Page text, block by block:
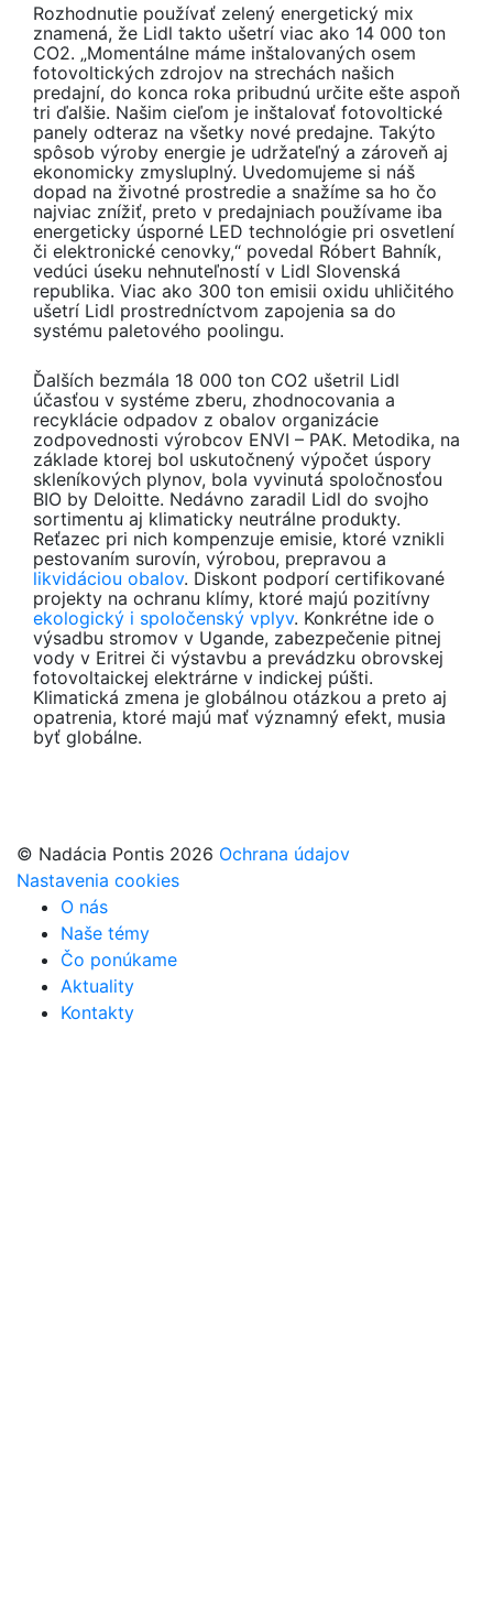
Rozhodnutie používať zelený energetický mix
znamená, že Lidl takto ušetrí viac ako 14 000 ton
CO2. „Momentálne máme inštalovaných osem
fotovoltických zdrojov na strechách našich
predajní, do konca roka pribudnú určite ešte aspoň
tri ďalšie. Našim cieľom je inštalovať fotovoltické
panely odteraz na všetky nové predajne. Takýto
spôsob výroby energie je udržateľný a zároveň aj
ekonomicky zmysluplný. Uvedomujeme si náš
dopad na životné prostredie a snažíme sa ho čo
najviac znížiť, preto v predajniach používame iba
energeticky úsporné LED technológie pri osvetlení
či elektronické cenovky,“ povedal Róbert Bahník,
vedúci úseku nehnuteľností v Lidl Slovenská
republika. Viac ako 300 ton emisii oxidu uhličitého
ušetrí Lidl prostredníctvom zapojenia sa do
systému paletového poolingu.
Ďalších bezmála 18 000 ton CO2 ušetril Lidl
účasťou v systéme zberu, zhodnocovania a
recyklácie odpadov z obalov organizácie
zodpovednosti výrobcov ENVI – PAK. Metodika, na
základe ktorej bol uskutočnený výpočet úspory
skleníkových plynov, bola vyvinutá spoločnosťou
BIO by Deloitte. Nedávno zaradil Lidl do svojho
sortimentu aj klimaticky neutrálne produkty.
Reťazec pri nich kompenzuje emisie, ktoré vznikli
pestovaním surovín, výrobou, prepravou a
likvidáciou obalov. Diskont podporí certifikované
projekty na ochranu klímy, ktoré majú pozitívny
ekologický i spoločenský vplyv. Konkrétne ide o
výsadbu stromov v Ugande, zabezpečenie pitnej
vody v Eritrei či výstavbu a prevádzku obrovskej
fotovoltaickej elektrárne v indickej púšti.
Klimatická zmena je globálnou otázkou a preto aj
opatrenia, ktoré majú mať významný efekt, musia
byť globálne.
© Nadácia Pontis 2026 Ochrana údajov
Nastavenia cookies
O nás
Naše témy
Čo ponúkame
Aktuality
Kontakty